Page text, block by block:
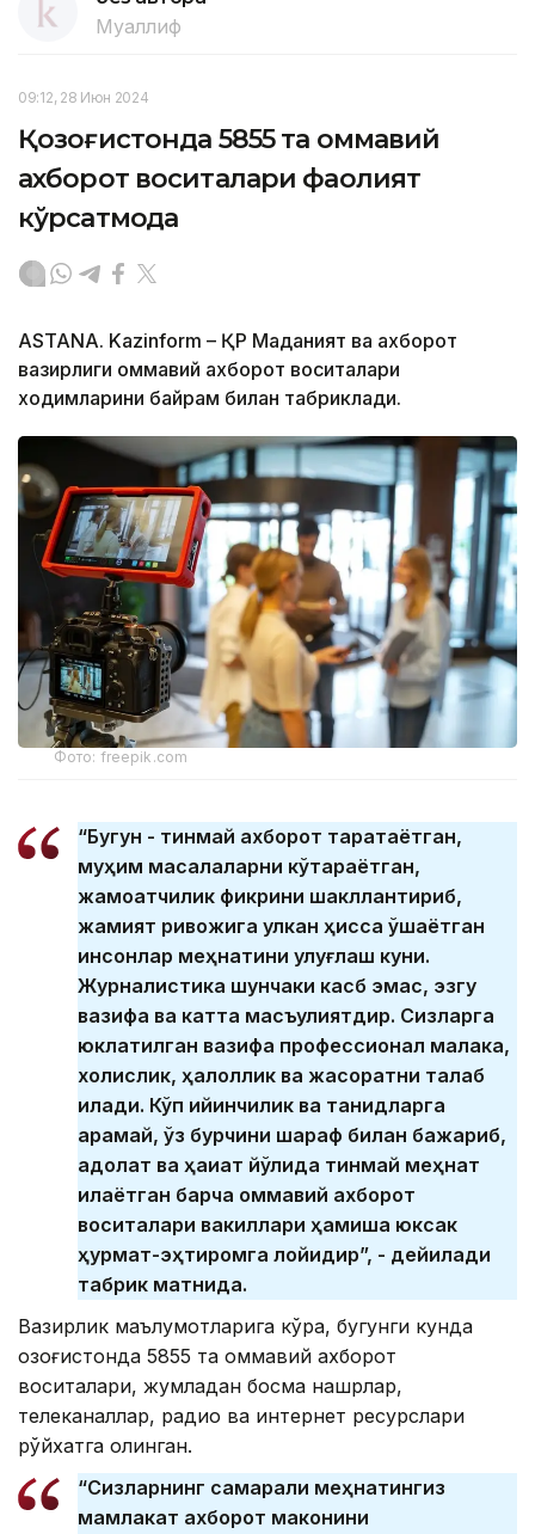
Муаллиф
09:12, 28 Июн 2024
Қозоғистонда 5855 та оммавий
ахборот воситалари фаолият
кўрсатмоқда
ASTANA. Kazinform – ҚР Маданият ва ахборот
вазирлиги оммавий ахборот воситалари
ходимларини байрам билан табриклади.
Фото: freepik.com
“Бугун - тинмай ахборот тарқатаётган,
муҳим масалаларни кўтараётган,
жамоатчилик фикрини шакллантириб,
жамият ривожига улкан ҳисса қўшаётган
инсонлар меҳнатини улуғлаш куни.
Журналистика шунчаки касб эмас, эзгу
вазифа ва катта масъулиятдир. Сизларга
юклатилган вазифа профессионал малака,
холислик, ҳалоллик ва жасоратни талаб
қилади. Кўп қийинчилик ва танқидларга
қарамай, ўз бурчини шараф билан бажариб,
адолат ва ҳақиқат йўлида тинмай меҳнат
қилаётган барча оммавий ахборот
воситалари вакиллари ҳамиша юксак
ҳурмат-эҳтиромга лойиқдир”, - дейилади
табрик матнида.
Вазирлик маълумотларига кўра, бугунги кунда
Қозоғистонда 5855 та оммавий ахборот
воситалари, жумладан босма нашрлар,
телеканаллар, радио ва интернет ресурслари
рўйхатга олинган.
“Сизларнинг самарали меҳнатингиз
мамлакат ахборот маконини